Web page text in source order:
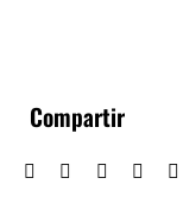
Compartir